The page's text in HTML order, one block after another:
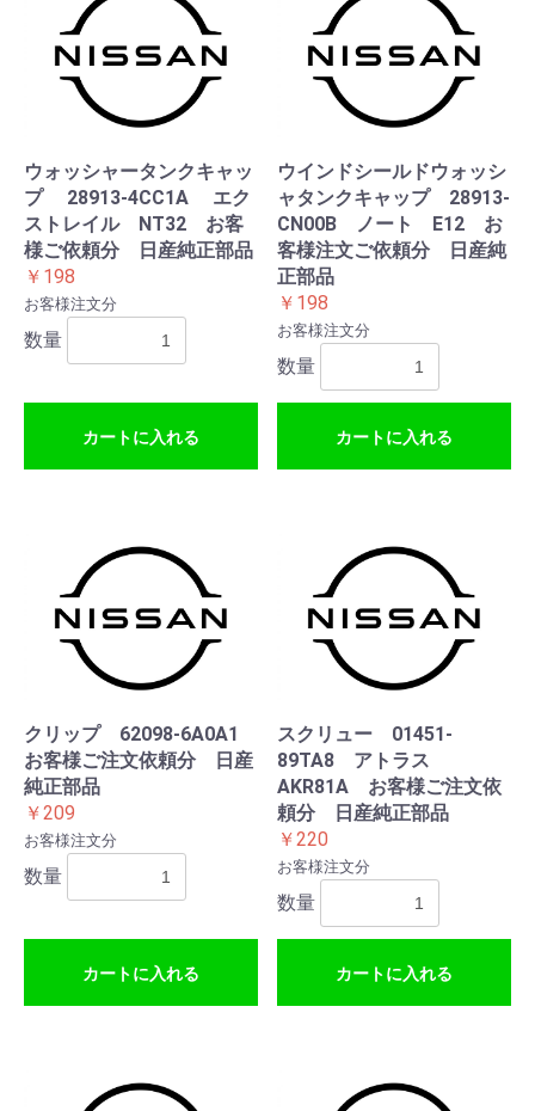
ウォッシャータンクキャッ
プ 28913-4CC1A エク
ストレイル NT32 お客
様ご依頼分 日産純正部品
￥198
お客様注文分
数量
カートに入れる
ウインドシールドウォッシ
ャタンクキャップ 28913-
CN00B ノート E12 お
客様注文ご依頼分 日産純
正部品
￥198
お客様注文分
数量
カートに入れる
クリップ 62098-6A0A1
お客様ご注文依頼分 日産
純正部品
￥209
お客様注文分
数量
カートに入れる
スクリュー 01451-
89TA8 アトラス
AKR81A お客様ご注文依
頼分 日産純正部品
￥220
お客様注文分
数量
カートに入れる